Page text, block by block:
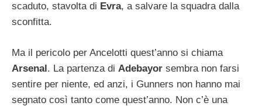
scaduto, stavolta di Evra, a salvare la squadra dalla
sconfitta.
Ma il pericolo per Ancelotti quest’anno si chiama
Arsenal. La partenza di Adebayor sembra non farsi
sentire per niente, ed anzi, i Gunners non hanno mai
segnato così tanto come quest’anno. Non c’è una